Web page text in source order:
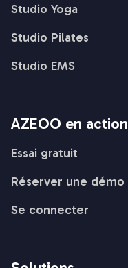
Studio Yoga
Studio Pilates
Studio EMS
AZEOO en action
Essai gratuit
Réserver une démo
Se connecter